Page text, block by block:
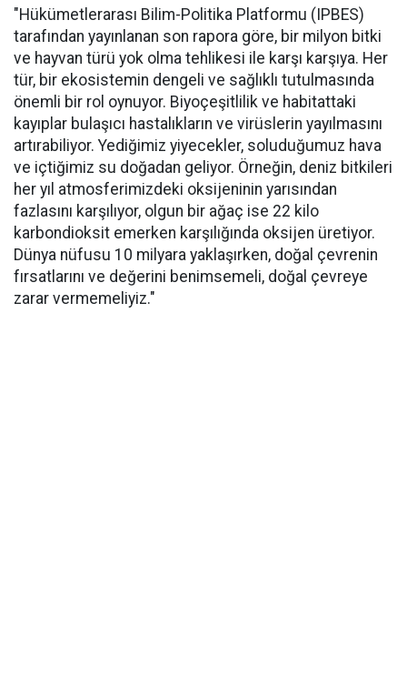
"Hükümetlerarası Bilim-Politika Platformu (IPBES)
tarafından yayınlanan son rapora göre, bir milyon bitki
ve hayvan türü yok olma tehlikesi ile karşı karşıya. Her
tür, bir ekosistemin dengeli ve sağlıklı tutulmasında
önemli bir rol oynuyor. Biyoçeşitlilik ve habitattaki
kayıplar bulaşıcı hastalıkların ve virüslerin yayılmasını
artırabiliyor. Yediğimiz yiyecekler, soluduğumuz hava
ve içtiğimiz su doğadan geliyor. Örneğin, deniz bitkileri
her yıl atmosferimizdeki oksijeninin yarısından
fazlasını karşılıyor, olgun bir ağaç ise 22 kilo
karbondioksit emerken karşılığında oksijen üretiyor.
Dünya nüfusu 10 milyara yaklaşırken, doğal çevrenin
fırsatlarını ve değerini benimsemeli, doğal çevreye
zarar vermemeliyiz."